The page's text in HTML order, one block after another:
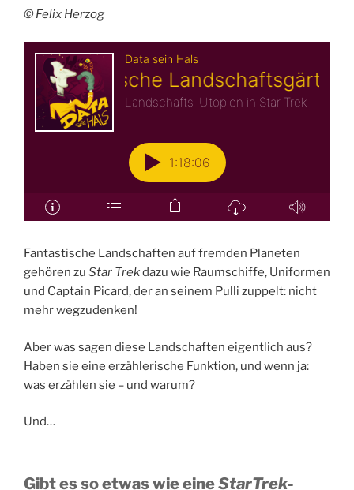
© Felix Herzog
Fantastische Landschaften auf fremden Planeten
gehören zu Star Trekdazu wie Raumschiffe, Uniformen
und Captain Picard, der an seinem Pulli zuppelt: nicht
mehr wegzudenken!
Aber was sagen diese Landschaften eigentlich aus?
Haben sie eine erzählerische Funktion, und wenn ja:
was erzählen sie – und warum?
Und…
Gibt es so etwas wie eineStarTrek-